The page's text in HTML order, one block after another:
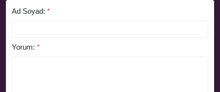
Ad Soyad: *
Yorum: *